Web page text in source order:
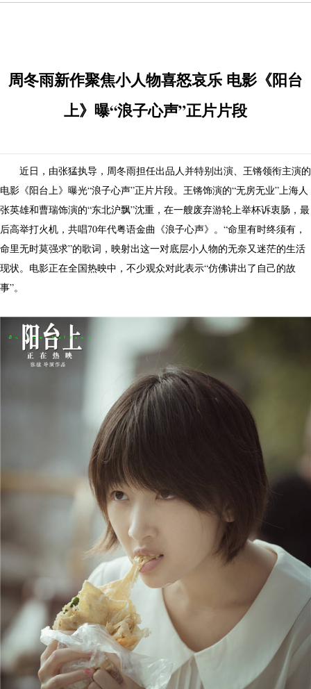
周冬雨新作聚焦小人物喜怒哀乐 电影《阳台
上》曝“浪子心声”正片片段
近日，由张猛执导，周冬雨担任出品人并特别出演、王锵领衔主演的
电影《阳台上》曝光“浪子心声”正片片段。王锵饰演的“无房无业”上海人
张英雄和曹瑞饰演的“东北沪飘”沈重，在一艘废弃游轮上举杯诉衷肠，最
后高举打火机，共唱70年代粤语金曲《浪子心声》。“命里有时终须有，
命里无时莫强求”的歌词，映射出这一对底层小人物的无奈又迷茫的生活
现状。电影正在全国热映中，不少观众对此表示“仿佛讲出了自己的故
事”。